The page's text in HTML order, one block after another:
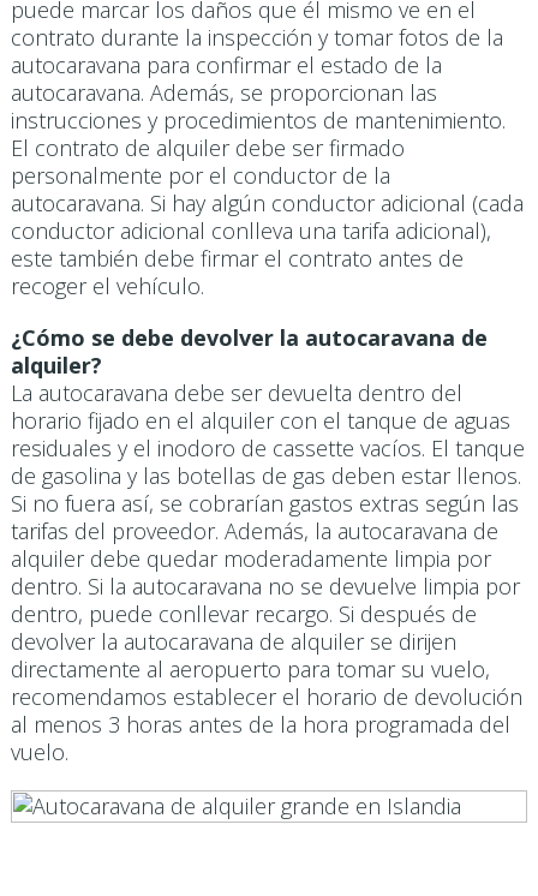
puede marcar los daños que él mismo ve en el
contrato durante la inspección y tomar fotos de la
autocaravana para confirmar el estado de la
autocaravana. Además, se proporcionan las
instrucciones y procedimientos de mantenimiento.
El contrato de alquiler debe ser firmado
personalmente por el conductor de la
autocaravana. Si hay algún conductor adicional (cada
conductor adicional conlleva una tarifa adicional),
este también debe firmar el contrato antes de
recoger el vehículo.
¿Cómo se debe devolver la autocaravana de
alquiler?
La autocaravana debe ser devuelta dentro del
horario fijado en el alquiler con el tanque de aguas
residuales y el inodoro de cassette vacíos. El tanque
de gasolina y las botellas de gas deben estar llenos.
Si no fuera así, se cobrarían gastos extras según las
tarifas del proveedor. Además, la autocaravana de
alquiler debe quedar moderadamente limpia por
dentro. Si la autocaravana no se devuelve limpia por
dentro, puede conllevar recargo. Si después de
devolver la autocaravana de alquiler se dirijen
directamente al aeropuerto para tomar su vuelo,
recomendamos establecer el horario de devolución
al menos 3 horas antes de la hora programada del
vuelo.